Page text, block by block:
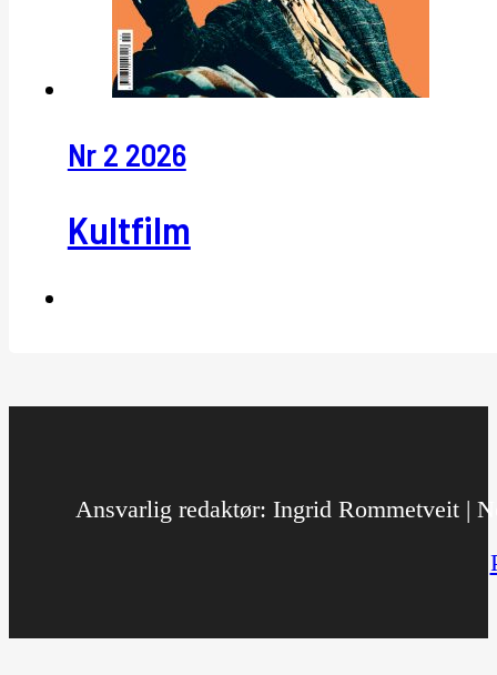
Nr 2 2026
Kultfilm
Ansvarlig redaktør: Ingrid Rommetveit |